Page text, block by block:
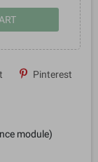
Pinterest
module)